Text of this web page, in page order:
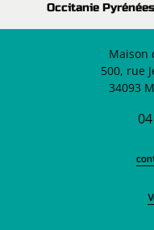
Occitanie
Maison
500, rue
34093